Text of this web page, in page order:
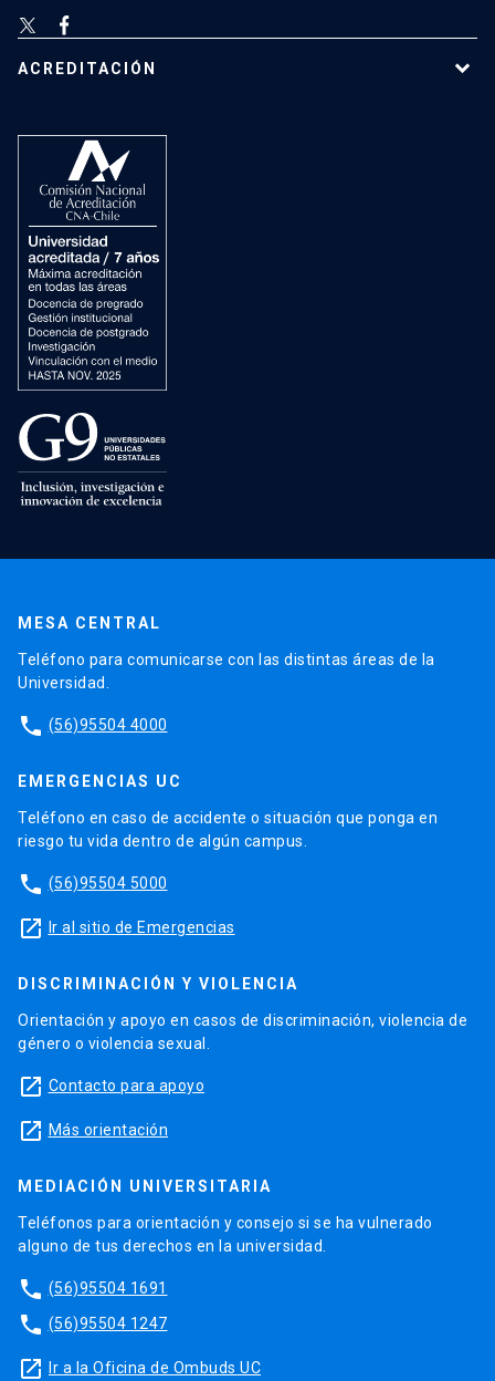
ACREDITACIÓN
MESA CENTRAL
Teléfono para comunicarse con las distintas áreas de la
Universidad.
phone (56)95504 4000
EMERGENCIAS UC
Teléfono en caso de accidente o situación que ponga en
riesgo tu vida dentro de algún campus.
phone (56)95504 5000
launch Ir al sitio de Emergencias
DISCRIMINACIÓN Y VIOLENCIA
Orientación y apoyo en casos de discriminación, violencia de
género o violencia sexual.
launch Contacto para apoyo
launch Más orientación
MEDIACIÓN UNIVERSITARIA
Teléfonos para orientación y consejo si se ha vulnerado
alguno de tus derechos en la universidad.
phone (56)95504 1691
phone (56)95504 1247
launch Ir a la Oficina de Ombuds UC